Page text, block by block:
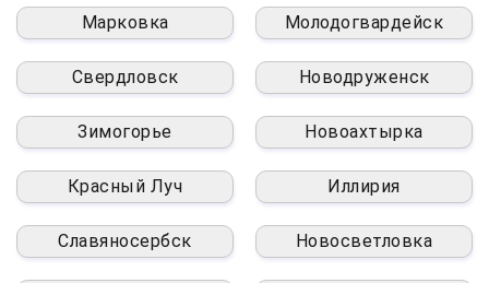
Марковка Молодогвардейск
Свердловск Новодруженск
Зимогорье Новоахтырка
Красный Луч Иллирия
Славяносербск Новосветловка